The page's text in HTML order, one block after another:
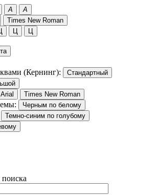
A A
Times New Roman
Ц Ц
(Кернинг):
Стандартный
Arial Times New Roman
Черным по белому
Темно-синим по голубому
поиска